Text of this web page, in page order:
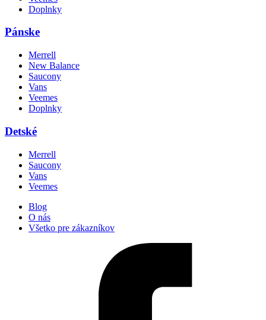
Doplnky
Pánske
Merrell
New Balance
Saucony
Vans
Veemes
Doplnky
Detské
Merrell
Saucony
Vans
Veemes
Blog
O nás
Všetko pre zákazníkov